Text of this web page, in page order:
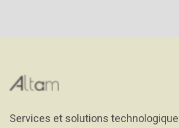
Services et solutions